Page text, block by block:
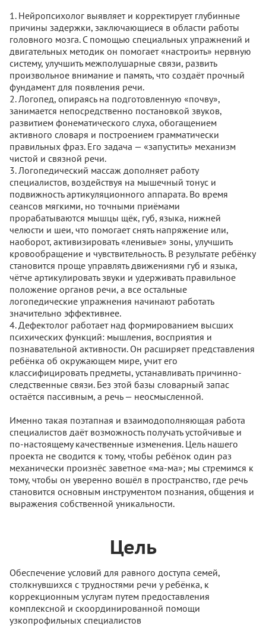
1. Нейропсихолог выявляет и корректирует глубинные
причины задержки, заключающиеся в области работы
головного мозга. С помощью специальных упражнений и
двигательных методик он помогает «настроить» нервную
систему, улучшить межполушарные связи, развить
произвольное внимание и память, что создаёт прочный
фундамент для появления речи.
2. Логопед, опираясь на подготовленную «почву»,
занимается непосредственно постановкой звуков,
развитием фонематического слуха, обогащением
активного словаря и построением грамматически
правильных фраз. Его задача — «запустить» механизм
чистой и связной речи.
3. Логопедический массаж дополняет работу
специалистов, воздействуя на мышечный тонус и
подвижность артикуляционного аппарата. Во время
сеансов мягкими, но точными приёмами
прорабатываются мышцы щёк, губ, языка, нижней
челюсти и шеи, что помогает снять напряжение или,
наоборот, активизировать «ленивые» зоны, улучшить
кровообращение и чувствительность. В результате ребёнку
становится проще управлять движениями губ и языка,
чётче артикулировать звуки и удерживать правильное
положение органов речи, а все остальные
логопедические упражнения начинают работать
значительно эффективнее.
4. Дефектолог работает над формированием высших
психических функций: мышления, восприятия и
познавательной активности. Он расширяет представления
ребёнка об окружающем мире, учит его
классифицировать предметы, устанавливать причинно-
следственные связи. Без этой базы словарный запас
остаётся пассивным, а речь — неосмысленной.
Именно такая поэтапная и взаимодополняющая работа
специалистов даёт возможность получать устойчивые и
по‑настоящему качественные изменения. Цель нашего
проекта не сводится к тому, чтобы ребёнок один раз
механически произнёс заветное «ма-ма»; мы стремимся к
тому, чтобы он уверенно вошёл в пространство, где речь
становится основным инструментом познания, общения и
выражения собственной уникальности.
Цель
Обеспечение условий для равного доступа семей,
столкнувшихся с трудностями речи у ребёнка, к
коррекционным услугам путем предоставления
комплексной и скоординированной помощи
узкопрофильных специалистов